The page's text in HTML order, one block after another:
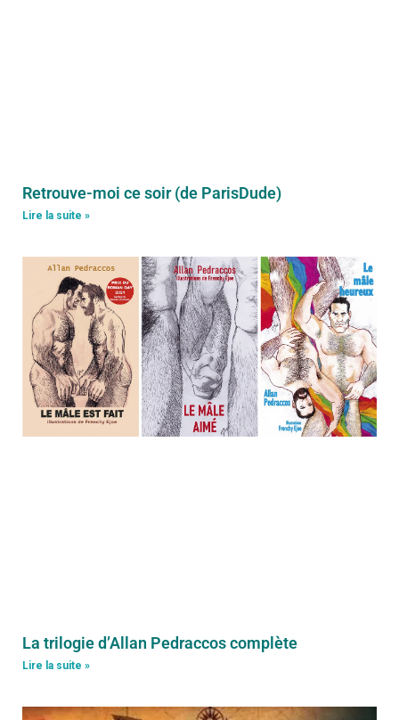
Retrouve-moi ce soir (de ParisDude)
Lire la suite »
La trilogie d’Allan Pedraccos complète
Lire la suite »